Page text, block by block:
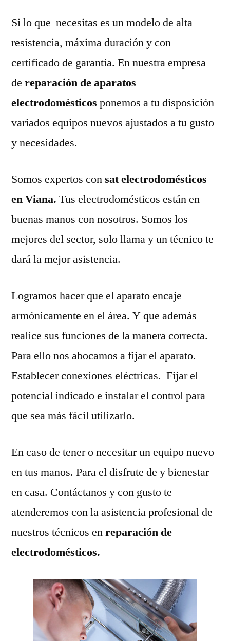
Si lo que necesitas es un modelo de alta
resistencia, máxima duración y con
certificado de garantía. En nuestra empresa
de reparación de aparatos
electrodomésticos ponemos a tu disposición
variados equipos nuevos ajustados a tu gusto
y necesidades.
Somos expertos consat electrodomésticos
en Viana. Tus electrodomésticos están en
buenas manos con nosotros. Somos los
mejores del sector, solo llama y un técnico te
dará la mejor asistencia.
Logramos hacer que el aparato encaje
armónicamente en el área. Y que además
realice sus funciones de la manera correcta.
Para ello nos abocamos a fijar el aparato.
Establecer conexiones eléctricas. Fijar el
potencial indicado e instalar el control para
que sea más fácil utilizarlo.
En caso de tener o necesitar un equipo nuevo
en tus manos. Para el disfrute de y bienestar
en casa. Contáctanos y con gusto te
atenderemos con la asistencia profesional de
nuestros técnicos enreparación de
electrodomésticos.